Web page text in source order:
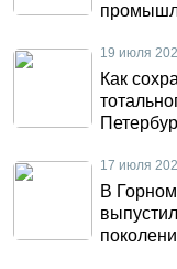
19 июля
Как
17 июля
В